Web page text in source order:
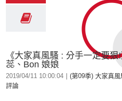
《大家真風騷 : 分手一定要
蕊、Bon 娘娘
2019/04/11 10:00:04 (第09季) 大家真風
評論